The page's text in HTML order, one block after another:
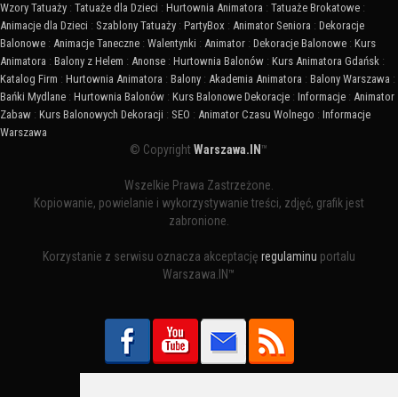
Wzory Tatuaży : Tatuaże dla Dzieci : Hurtownia Animatora : Tatuaże Brokatowe :
Animacje dla Dzieci : Szablony Tatuaży : PartyBox : Animator Seniora : Dekoracje
Balonowe : Animacje Taneczne : Walentynki : Animator : Dekoracje Balonowe : Kurs
Animatora : Balony z Helem : Anonse : Hurtownia Balonów : Kurs Animatora Gdańsk :
Katalog Firm : Hurtownia Animatora : Balony : Akademia Animatora : Balony Warszawa :
Bańki Mydlane : Hurtownia Balonów : Kurs Balonowe Dekoracje : Informacje : Animator
Zabaw : Kurs Balonowych Dekoracji : SEO : Animator Czasu Wolnego : Informacje
Warszawa
© CopyrightWarszawa.IN ™
Wszelkie Prawa Zastrzeżone.
Kopiowanie, powielanie i wykorzystywanie treści, zdjęć, grafik jest
zabronione.
Korzystanie z serwisu oznacza akceptację regulaminu portalu
Warszawa.IN™